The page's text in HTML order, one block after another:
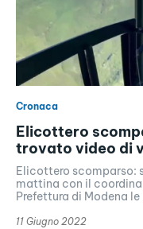
Cronaca
Elicottero
trovato video di
Elicottero scomparso:
mattina con il
Prefettura di Modena
11 Giugno 2022